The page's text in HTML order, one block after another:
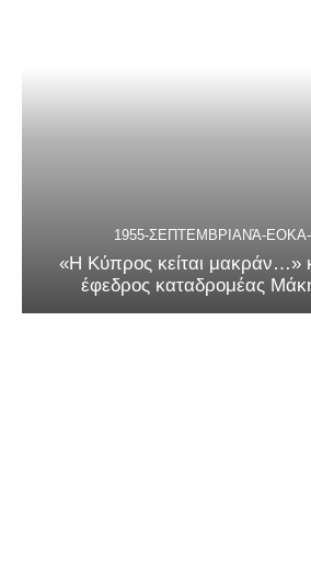
1955-ΣΕΠΤΕΜΒΡΙΑΝΆ-
«Η Κύπρος κείται μακράν…»
έφεδρος καταδρομέας